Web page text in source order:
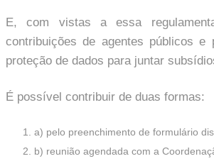
E, com vistas a essa
contribuições de agentes públicos
proteção de dados para juntar
É possível contribuir de duas formas:
a) pelo preenchimento de formulário
b) reunião agendada com a